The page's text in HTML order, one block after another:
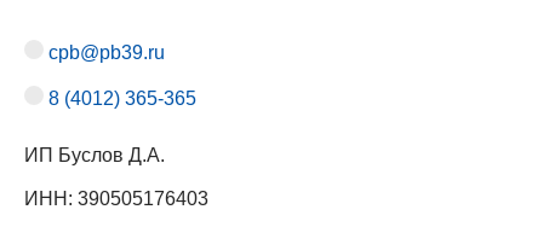
cpb@pb39.ru
8 (4012) 365-365
ИП Буслов Д.А.
ИНН: 390505176403